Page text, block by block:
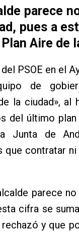
parece
pues a
Aire de
PSOE en el
de
la ciudad»,
del último
Junta de
que contratar
parece
cifra se
y que